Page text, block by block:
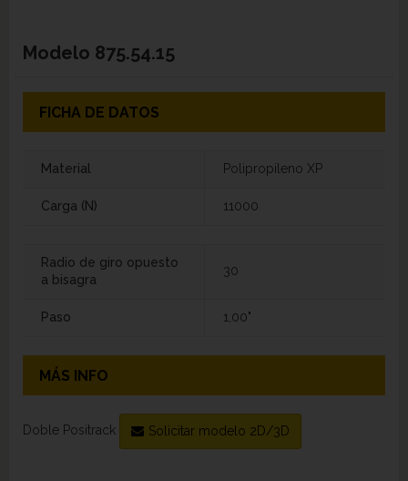
Modelo 875.54.15
FICHA DE DATOS
Material Polipropileno XP
Carga (N) 11000
Radio de giro opuesto
a bisagra
30
Paso 1,00"
MÁS INFO
Doble Positrack Solicitar modelo 2D/3D